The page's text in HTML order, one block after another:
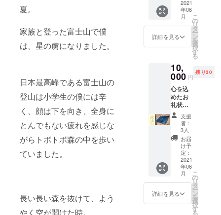
夏。
家族と登った富士山で僕
は、星の虜になりました。
日本最高峰である富士山の
登山は小学生の僕には辛
く、顔は下を向き、全身に
とんでもない疲れを感じな
がらトボトボ森の中を歩い
ていました。
長い長い森を抜けて、よう
やく空が開けた時。
す。 <
内容>
☆ お礼
状 ☆ オ
リジナ
ルトー
うどい
い大き
さで
しっか
り丈夫
な素材
ででき
ていま
す！ (高
さ
37cm×
36cm×
マチ
11cm,
持ち手
47cm)
2021
年06
月
詳細を見る
こ
の
リ
タ
ー
ン
を
選
択
す
る
10,
000 円
残り30
心を込
めたお
礼状と
オリジ
ナルブ
ラン
ケット
をお送
りしま
す。 <
内容>
☆ お礼
状 ☆ オ
リジナ
ルブラ
支援
者：
3人
お届
け予
定：
2021
年06
月
詳細を見る
こ
の
リ
タ
ー
ン
を
選
択
す
る